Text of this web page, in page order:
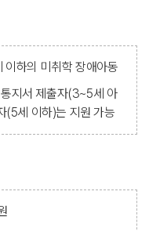
이하의 미취학 장애아동
지서 제출자(3~5세 아
(5세 이하)는 지원 가능